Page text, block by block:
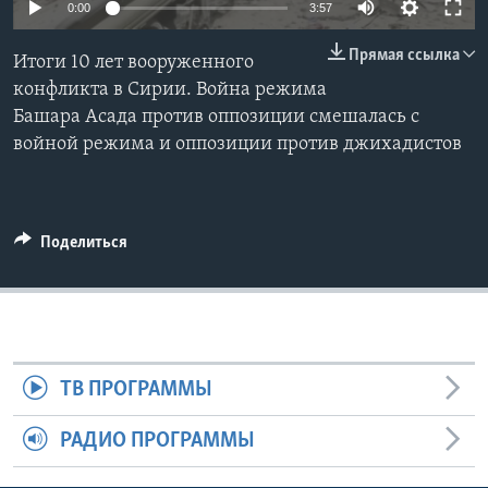
СОЦИАЛЬНЫЕ СЕТИ
0:00 3:57
Прямая ссылка
Итоги 10 лет вооруженного
конфликта в Сирии. Война режима
Башара Асада против оппозиции смешалась с
войной режима и оппозиции против джихадистов
Поделиться
ТВ ПРОГРАММЫ
РАДИО ПРОГРАММЫ